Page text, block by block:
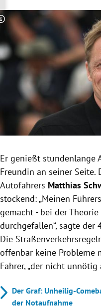
Untermenü
Untermenü
Untermenü
Untermenü
Untermenü
Untermenü
Untermenü
Copyright-Hinweis öffnen/
Er genießt stundenlange
Freundin an seiner Seite.
Autofahrers Matthias
stockend: „Meinen
gemacht - bei der
durchgefallen“, sagte der
Die
offenbar keine Probleme
Fahrer, „der nicht unnötig
Der Graf: Unheilig-
der Notaufnahme